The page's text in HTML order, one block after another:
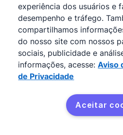
Leia o estudo de caso
Conecte seu
suas
favoritas
experiência dos usuários e
desempenho e tráfego.
compartilhamos
do nosso site com nossos
sociais, publicidade e
informações, acesse: Aviso
de Privacidade
Aceitar